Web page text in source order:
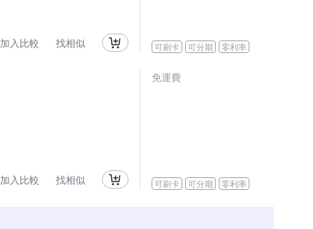
加入比較 找相似 可刷卡 可分期 零利率
加入比較 找相似
免運費
可刷卡 可分期 零利率